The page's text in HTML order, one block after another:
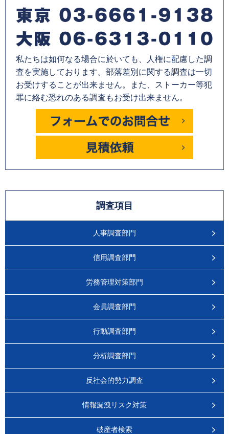
私たちは如何なる場合に於いても、人権に配慮した調
査を実施しております。部落差別に関する調査は一切
お受けすることが出来ません。また、ストーカー等犯
罪に絡む恐れのある調査もお受け出来ません。
調査項目
人事調査部門
信用調査部門
労務管理対策部門
会員調査部門
行動調査部門
分析調査部門
反社会的勢力調査
情報漏洩リスク対策
破産者検索